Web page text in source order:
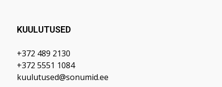
KUULUTUSED
+372 489 2130
+372 5551 1084
kuulutused@sonumid.ee